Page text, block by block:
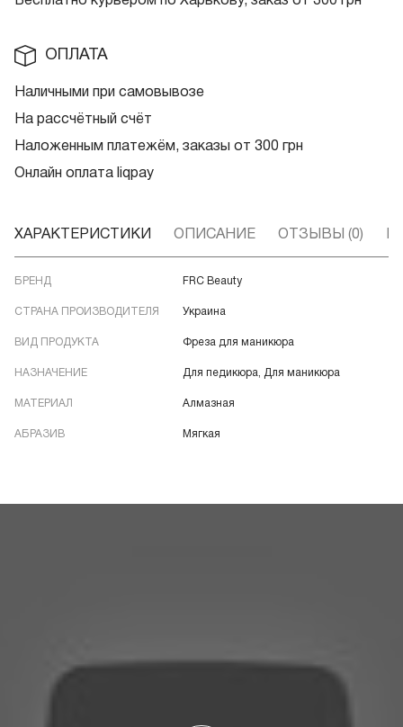
ОПЛАТА
Наличными при самовывозе
На рассчётный счёт
Наложенным платежём, заказы от 300 грн
Онлайн оплата liqpay
ХАРАКТЕРИСТИКИ ОПИСАНИЕ ОТЗЫВЫ (0)
БРЕНД FRC Beauty
СТРАНА ПРОИЗВОДИТЕЛЯ Украина
ВИД ПРОДУКТА Фреза для маникюра
НАЗНАЧЕНИЕ Для педикюра, Для маникюра
МАТЕРИАЛ Алмазная
АБРАЗИВ Мягкая